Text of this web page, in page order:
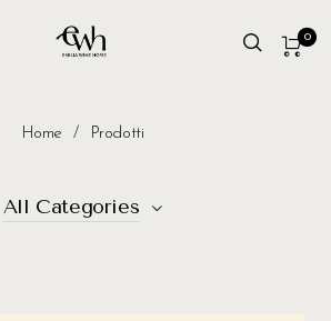
0
Home / Prodotti
All Categories